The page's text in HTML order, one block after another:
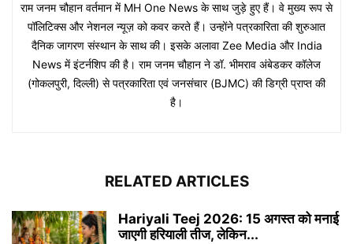
राम जनम चौहान वर्तमान में MH One News के साथ जुड़े हुए हैं। वे मुख्य रूप से
पॉलिटिक्स और नेशनल न्यूज़ को कवर करते हैं। उन्होंने पत्रकारिता की शुरुआत
दैनिक जागरण संस्थान के साथ की। इसके अलावा Zee Media और India
News में इंटर्नशिप की है। राम जनम चौहान ने डॉ. भीमराव अंबेडकर कॉलेज
(गोकलपुरी, दिल्ली) से पत्रकारिता एवं जनसंचार (BJMC) की डिग्री प्राप्त की
है।
RELATED ARTICLES
Hariyali Teej 2026: 15 अगस्त को मनाई
जाएगी हरियाली तीज, लेकिन...